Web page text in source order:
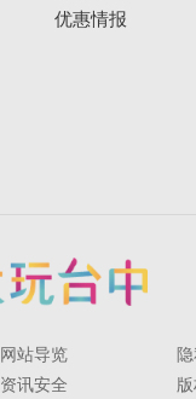
优惠情报
网站导览
资讯安全